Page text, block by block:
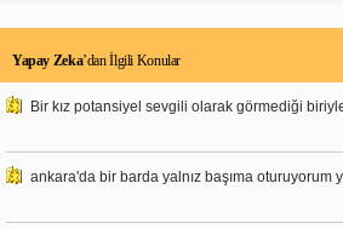
Yapay Zeka’dan İlgili Konular
Bir kız potansiyel sevgili olarak görmediği
ankara'da bir barda yalnız başıma oturuyorum